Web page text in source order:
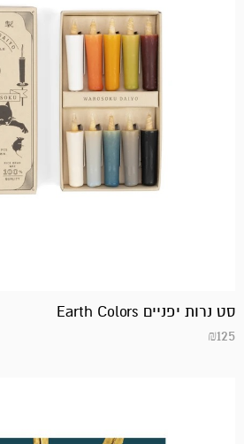
סט נרות יפניים Earth Colors
₪125